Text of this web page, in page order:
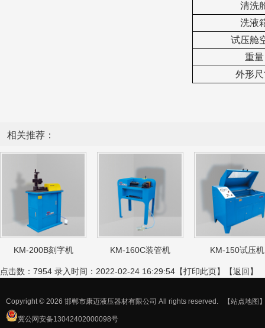
清洗
洗液
试压舱
重量
外形
相关推荐：
KM-200B刻字机 KM-160C装管机 KM-150试压机
点击数：7954 录入时间：2022-02-24 16:29:54【打印此页】【返回 】
Copyright © 2026 邯郸市康迈液压器材有限公司 All rights reserved. 【站点地图
冀公网安备13042402000098号